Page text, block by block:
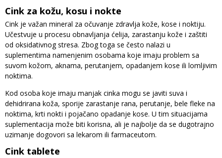
Cink za kožu, kosu i nokte
Cink je važan mineral za očuvanje zdravlja kože, kose i noktiju.
Učestvuje u procesu obnavljanja ćelija, zarastanju kože i zaštiti
od oksidativnog stresa. Zbog toga se često nalazi u
suplementima namenjenim osobama koje imaju problem sa
suvom kožom, aknama, perutanjem, opadanjem kose ili lomljivim
noktima.
Kod osoba koje imaju manjak cinka mogu se javiti suva i
dehidrirana koža, sporije zarastanje rana, perutanje, bele fleke na
noktima, krti nokti i pojačano opadanje kose. U tim situacijama
suplementacija može biti korisna, ali je najbolje da se dugotrajno
uzimanje dogovori sa lekarom ili farmaceutom.
Cink tablete